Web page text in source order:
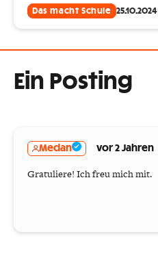
Das macht Schule 25.10.2024
Ein Posting
Medan vor 2 Jahren
Gratuliere! Ich freu mich mit.